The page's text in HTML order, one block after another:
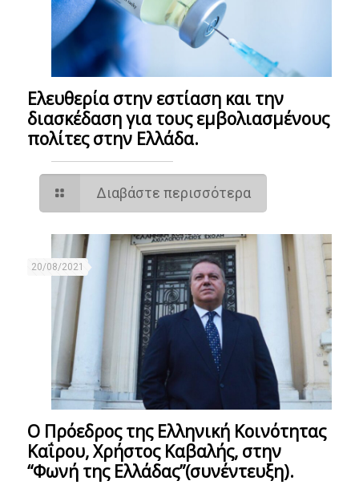
Ελευθερία στην εστίαση και την
διασκέδαση για τους εμβολιασμένους
πολίτες στην Ελλάδα.
Διαβάστε περισσότερα
20/08/2021
Ο Πρόεδρος της Ελληνική Κοινότητας
Καΐρου, Χρήστος Καβαλής, στην
“Φωνή της Ελλάδας”(συνέντευξη).